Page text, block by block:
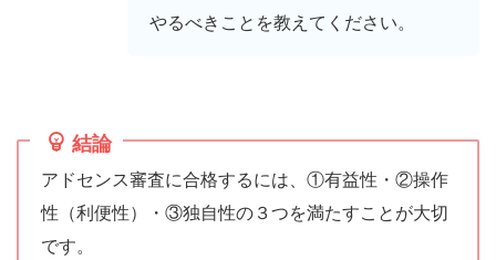
やるべきことを教えてください。
結論
アドセンス審査に合格するには、①有益性・②操作
性（利便性）・③独自性の３つを満たすことが大切
です。